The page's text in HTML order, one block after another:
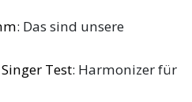
: Das sind unsere
Test: Harmonizer für